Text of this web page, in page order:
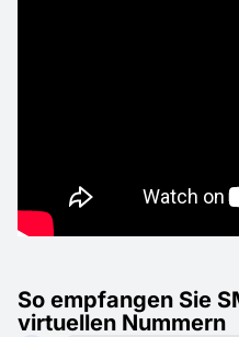
So empfangen Sie
virtuellen Nummern